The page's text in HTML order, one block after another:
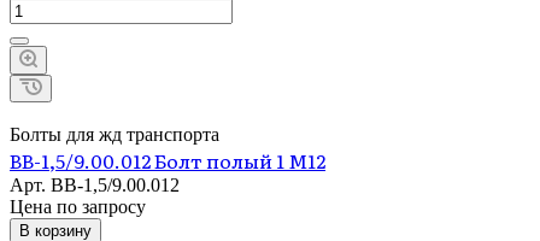
Болты для жд транспорта
ВВ-1,5/9.00.012 Болт полый 1 М12
Арт. ВВ-1,5/9.00.012
Цена по запросу
В корзину